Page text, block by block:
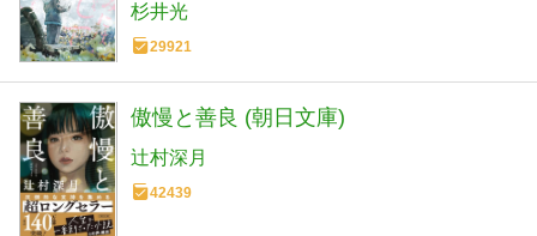
杉井光
29921
傲慢と善良 (朝日文庫)
辻村深月
42439